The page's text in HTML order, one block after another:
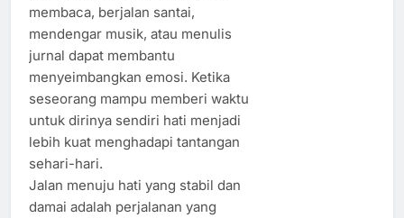
membaca, berjalan santai,
mendengar musik, atau menulis
jurnal dapat membantu
menyeimbangkan emosi. Ketika
seseorang mampu memberi waktu
untuk dirinya sendiri hati menjadi
lebih kuat menghadapi tantangan
sehari-hari.
Jalan menuju hati yang stabil dan
damai adalah perjalanan yang